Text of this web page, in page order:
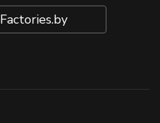
Factories.by